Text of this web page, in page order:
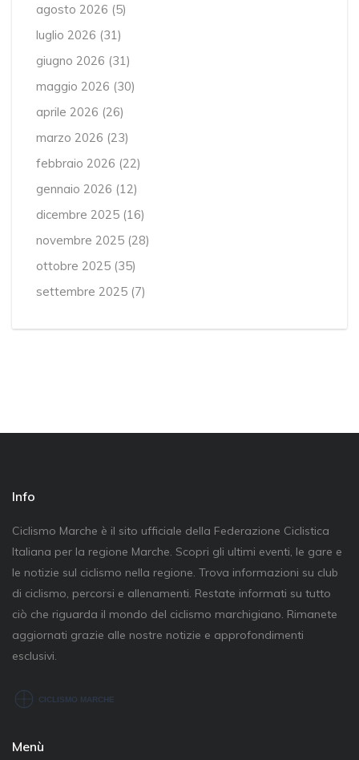
agosto 2026 (5)
luglio 2026 (31)
giugno 2026 (31)
maggio 2026 (30)
aprile 2026 (26)
marzo 2026 (23)
febbraio 2026 (22)
gennaio 2026 (12)
dicembre 2025 (16)
novembre 2025 (28)
ottobre 2025 (35)
settembre 2025 (7)
Info
Ciclismo Marche è il sito ufficiale della Federazione Ciclistica
Italiana per la regione Marche. Scopri gli ultimi eventi, le gare e
le notizie sul ciclismo nella regione. Trova informazioni su club
di ciclismo, percorsi e allenamenti. Restate informati su tutto
ciò che riguarda il mondo del ciclismo marchigiano. Rimanete
aggiornati grazie alle nostre notizie e approfondimenti
esclusivi.
Menù